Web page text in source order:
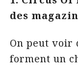
des
On peut voir
forment un